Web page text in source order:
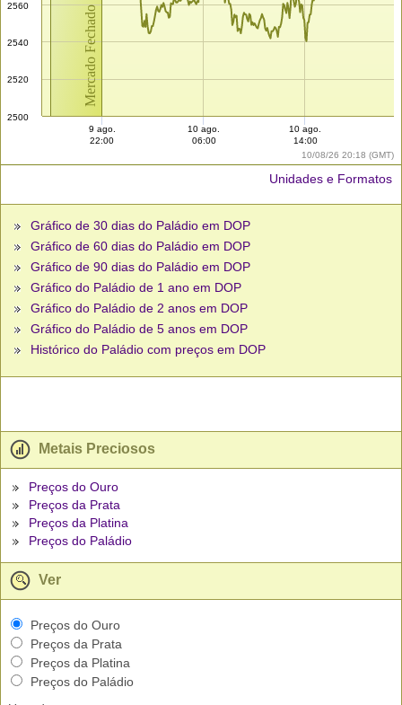
Mercado Fechado
10/08/26 20:18 (GMT)
2500
2520
2540
2560
9 ago.
22:00
10 ago.
06:00
10 ago.
14:00
Unidades e Formatos
Gráfico de 30 dias do Paládio em DOP
Gráfico de 60 dias do Paládio em DOP
Gráfico de 90 dias do Paládio em DOP
Gráfico do Paládio de 1 ano em DOP
Gráfico do Paládio de 2 anos em DOP
Gráfico do Paládio de 5 anos em DOP
Histórico do Paládio com preços em DOP
Metais Preciosos
Preços do Ouro
Preços da Prata
Preços da Platina
Preços do Paládio
Ver
Preços do Ouro
Preços da Prata
Preços da Platina
Preços do Paládio